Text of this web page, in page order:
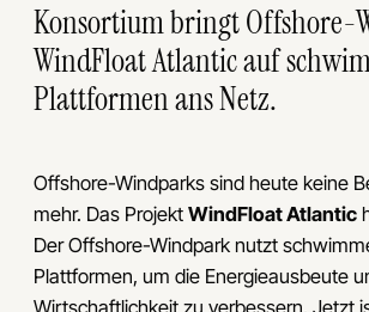
Konsortium bringt Offshore-
WindFloat Atlantic auf
Plattformen ans Netz.
Offshore-Windparks sind heute keine
mehr. Das Projekt WindFloat Atlantic
Der Offshore-Windpark nutzt
Plattformen, um die Energieausbeute